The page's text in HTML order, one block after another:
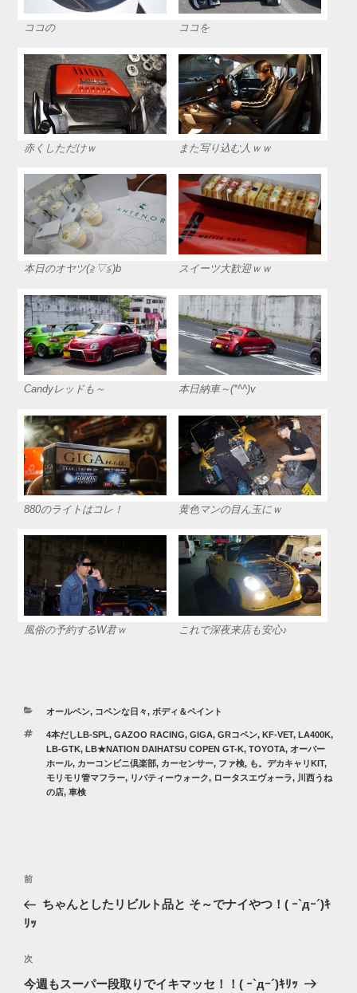
ココの ココを
赤くしただけｗ また写り込む人ｗｗ
本日のオヤツ(≧▽≦)b スイーツ大歓迎ｗｗ
Candyレッドも～ 本日納車～(*^^)v
880のライトはコレ！ 黄色マンの目ん玉にｗ
風俗の予約するW君ｗ これで深夜来店も安心♪
カ
ゴ
リ
ー
オールペン, コペンな日々, ボディ＆ペイント
タ
グ
4本だしLB-SPL, GAZOO RACING, GIGA, GRコペン, KF-VET, LA400K,
LB-GTK, LB★NATION DAIHATSU COPEN GT-K, TOYOTA, オーバー
ホール, カーコンビニ倶楽部, カーセンサー, ファ検, も。デカキャリKIT,
モリモリ管マフラー, リバティーウォーク, ロータスエヴォーラ, 川西うね
の店, 車検
投
ナ
ゲ
ー
過
去
の
稿
前
ちゃんとしたリビルト品と そ～でナイやつ！( ｰ`дｰ´)ｷ
ﾘｯ
次
の
次
今週もスーパー段取りでイキマッセ！！( ｰ`дｰ´)ｷﾘｯ